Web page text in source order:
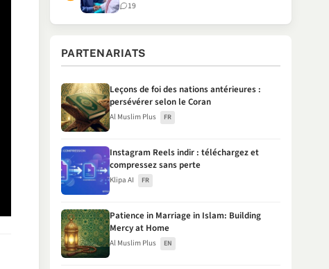
consécutifs de 5 ans»
19
PARTENARIATS
Leçons de foi des nations antérieures :
persévérer selon le Coran
Al Muslim Plus FR
Instagram Reels indir : téléchargez et
compressez sans perte
Klipa AI FR
Patience in Marriage in Islam: Building
Mercy at Home
Al Muslim Plus EN